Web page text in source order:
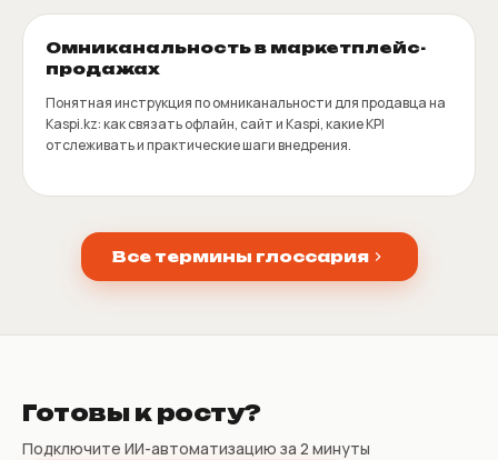
Омниканальность в маркетплейс-
продажах
Понятная инструкция по омниканальности для продавца на
Kaspi.kz: как связать офлайн, сайт и Kaspi, какие KPI
отслеживать и практические шаги внедрения.
Все термины глоссария
Готовы к росту?
Подключите ИИ-автоматизацию за 2 минуты